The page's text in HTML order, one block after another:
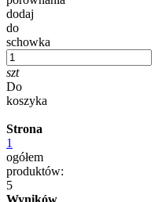
dodaj
do
schowka
szt
Do
koszyka
Strona
1
ogółem
produktów:
5
Wyników